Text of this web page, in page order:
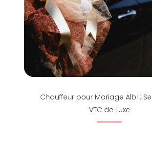
Chauffeur pour Mariage Albi :
VTC de Luxe